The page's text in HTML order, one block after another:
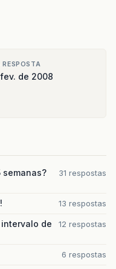
de 2008
semanas?
31 respostas
13 respostas
intervalo de
12 respostas
6 respostas